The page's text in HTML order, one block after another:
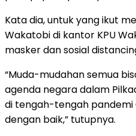
Kata dia, untuk yang ikut
Wakatobi di kantor KPU
masker dan sosial
“Muda-mudahan semua
agenda negara dalam
di tengah-tengah pandemi
dengan baik,” tutupnya.